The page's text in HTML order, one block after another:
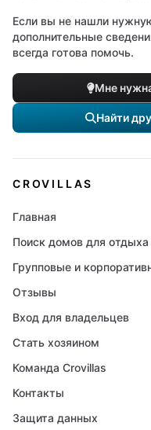
Если вы не нашли
дополнительные
всегда готова помочь.
Мне
Найти
CROVILLAS
Главная
Поиск домов для отдыха
Групповые и
Отзывы
Вход для владельцев
Стать хозяином
Команда Crovillas
Контакты
Защита данных